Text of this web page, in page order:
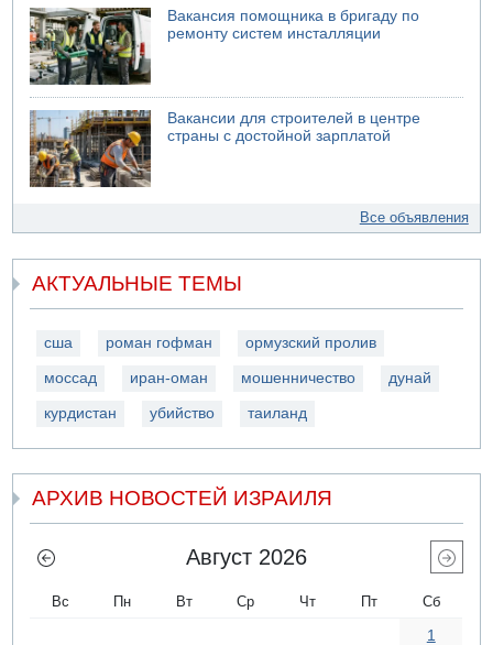
Вакансия помощника в бригаду по
ремонту систем инсталляции
Вакансии для строителей в центре
страны с достойной зарплатой
Все объявления
АКТУАЛЬНЫЕ ТЕМЫ
сша роман гофман ормузский пролив
моссад иран-оман мошенничество дунай
курдистан убийство таиланд
АРХИВ НОВОСТЕЙ ИЗРАИЛЯ
Август 2026
Вс Пн Вт Ср Чт Пт Сб
1